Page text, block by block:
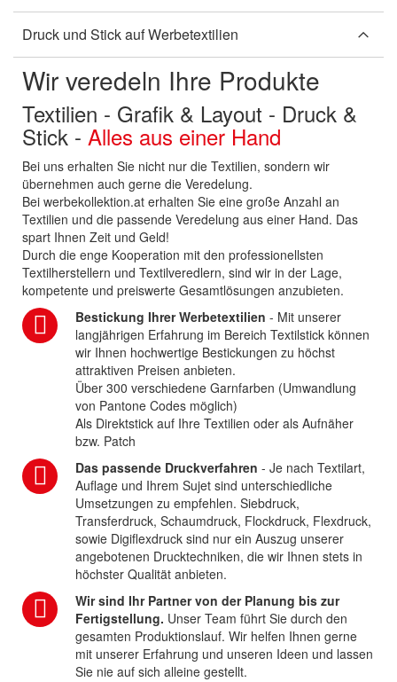
Druck und Stick auf Werbetextilien
Wir veredeln Ihre Produkte
Textilien - Grafik & Layout - Druck &
Stick - Alles aus einer Hand
Bei uns erhalten Sie nicht nur die Textilien, sondern wir
übernehmen auch gerne die Veredelung.
Bei werbekollektion.at erhalten Sie eine große Anzahl an
Textilien und die passende Veredelung aus einer Hand. Das
spart Ihnen Zeit und Geld!
Durch die enge Kooperation mit den professionellsten
Textilherstellern und Textilveredlern, sind wir in der Lage,
kompetente und preiswerte Gesamtlösungen anzubieten.
Bestickung Ihrer Werbetextilien - Mit unserer
langjährigen Erfahrung im Bereich Textilstick können
wir Ihnen hochwertige Bestickungen zu höchst
attraktiven Preisen anbieten.
Über 300 verschiedene Garnfarben (Umwandlung
von Pantone Codes möglich)
Als Direktstick auf Ihre Textilien oder als Aufnäher
bzw. Patch
Das passende Druckverfahren - Je nach Textilart,
Auflage und Ihrem Sujet sind unterschiedliche
Umsetzungen zu empfehlen. Siebdruck,
Transferdruck, Schaumdruck, Flockdruck, Flexdruck,
sowie Digiflexdruck sind nur ein Auszug unserer
angebotenen Drucktechniken, die wir Ihnen stets in
höchster Qualität anbieten.
Wir sind Ihr Partner von der Planung bis zur
Fertigstellung. Unser Team führt Sie durch den
gesamten Produktionslauf. Wir helfen Ihnen gerne
mit unserer Erfahrung und unseren Ideen und lassen
Sie nie auf sich alleine gestellt.